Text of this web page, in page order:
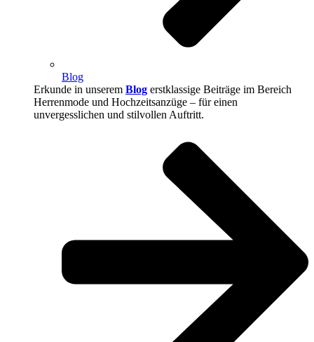
Blog
Erkunde in unserem Blog erstklassige Beiträge im Bereich
Herrenmode und Hochzeitsanzüge – für einen
unvergesslichen und stilvollen Auftritt.